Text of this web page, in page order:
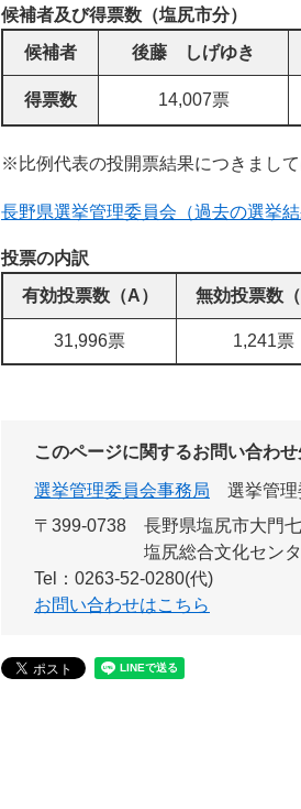
候補者及び得票数（塩尻市分）
候補者
後藤 しげゆき
得票数 14,007票
※比例代表の投開票結果につきまし
長野県選挙管理委員会（過去の選挙結
投票の内訳
有効投票数（A）
無効投票数（
31,996票 1,241票
このページに関するお問い合わせ
選挙管理委員会事務局
選挙管
〒399-0738
長野県塩尻市大門
塩尻総合文化セン
Tel：0263-52-0280(代)
お問い合わせはこちら